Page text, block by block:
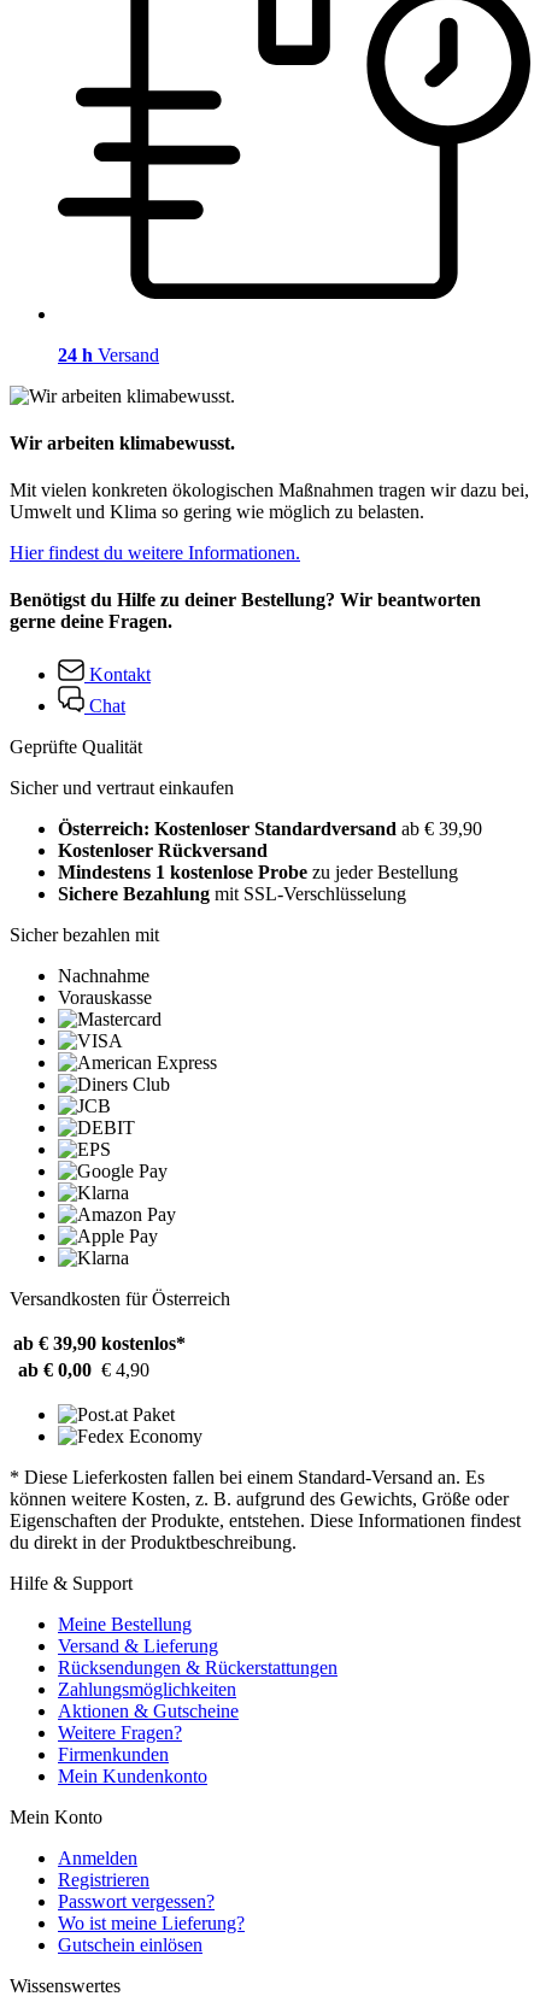
24 h Versand
Wir arbeiten klimabewusst.
Mit vielen konkreten ökologischen Maßnahmen tragen wir dazu bei,
Umwelt und Klima so gering wie möglich zu belasten.
Hier findest du weitere Informationen.
Benötigst du Hilfe zu deiner Bestellung? Wir beantworten
gerne deine Fragen.
Kontakt
Chat
Geprüfte Qualität
Sicher und vertraut einkaufen
Österreich: Kostenloser Standardversand ab € 39,90
Kostenloser Rückversand
Mindestens 1 kostenlose Probe zu jeder Bestellung
Sichere Bezahlung mit SSL-Verschlüsselung
Sicher bezahlen mit
Nachnahme
Vorauskasse
Versandkosten für Österreich
ab € 39,90 kostenlos*
ab € 0,00 € 4,90
* Diese Lieferkosten fallen bei einem Standard-Versand an. Es
können weitere Kosten, z. B. aufgrund des Gewichts, Größe oder
Eigenschaften der Produkte, entstehen. Diese Informationen findest
du direkt in der Produktbeschreibung.
Hilfe & Support
Meine Bestellung
Versand & Lieferung
Rücksendungen & Rückerstattungen
Zahlungsmöglichkeiten
Aktionen & Gutscheine
Weitere Fragen?
Firmenkunden
Mein Kundenkonto
Mein Konto
Anmelden
Registrieren
Passwort vergessen?
Wo ist meine Lieferung?
Gutschein einlösen
Wissenswertes